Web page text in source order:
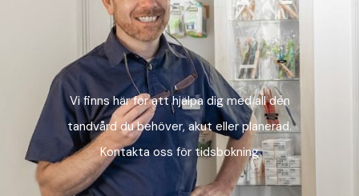
Vi finns här för att hjälpa dig med all den
tandvård du behöver, akut eller planerad.
Kontakta oss för tidsbokning